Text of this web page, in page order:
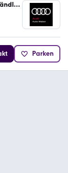
Parken